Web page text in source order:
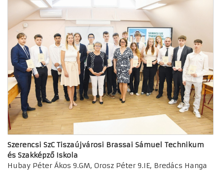
Szerencsi SzC Tiszaújvárosi Brassai Sámuel Technikum
és Szakképző Iskola
Hubay Péter Ákos 9.GM, Orosz Péter 9.IE, Bredács Hanga